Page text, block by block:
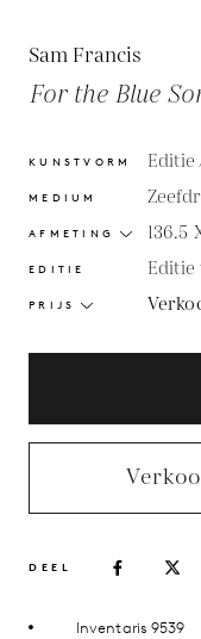
Sam Francis
For the Blue
KUNSTVORM Editie
MEDIUM
AFMETING 136.5
EDITIE Editie
PRIJS
DEEL
Inventaris 9539